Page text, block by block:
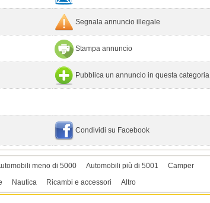
Segnala annuncio illegale
Stampa annuncio
Pubblica un annuncio in questa categoria
Condividi su Facebook
meno di 5000 Automobili più di 5001
Camper
Nautica Ricambi e accessori Altro